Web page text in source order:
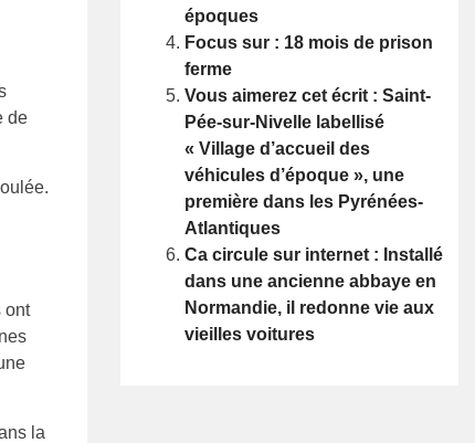
de
ont
la
époques
Focus sur : 18 mois de prison
ferme
Vous aimerez cet écrit : Saint-
Pée-sur-Nivelle labellisé
« Village d’accueil des
véhicules d’époque », une
première dans les Pyrénées-
Atlantiques
Ca circule sur internet : Installé
dans une ancienne abbaye en
Normandie, il redonne vie aux
vieilles voitures